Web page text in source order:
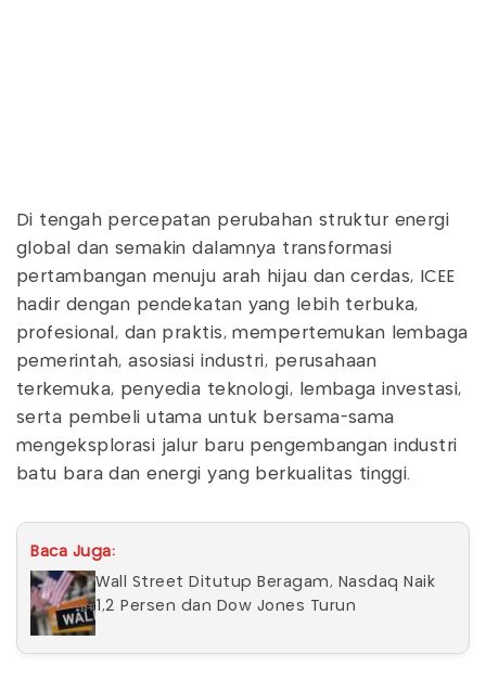
Di tengah percepatan perubahan struktur energi
global dan semakin dalamnya transformasi
pertambangan menuju arah hijau dan cerdas, ICEE
hadir dengan pendekatan yang lebih terbuka,
profesional, dan praktis, mempertemukan lembaga
pemerintah, asosiasi industri, perusahaan
terkemuka, penyedia teknologi, lembaga investasi,
serta pembeli utama untuk bersama-sama
mengeksplorasi jalur baru pengembangan industri
batu bara dan energi yang berkualitas tinggi.
Baca Juga:
Wall Street Ditutup Beragam, Nasdaq Naik
1,2 Persen dan Dow Jones Turun